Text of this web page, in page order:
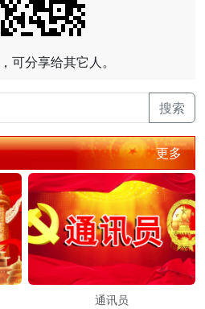
可分享给其它人。
搜索
更多
通讯员